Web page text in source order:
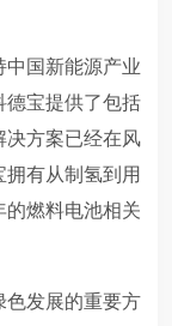
中国新能源产业
德宝提供了包括
决方案已经在风
有从制氢到用
的燃料电池相关
色发展的重要方